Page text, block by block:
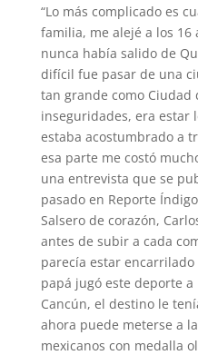
“Lo más complicado es
familia, me alejé a los 16
nunca había salido de
difícil fue pasar de una
tan grande como Ciudad
inseguridades, era estar
estaba acostumbrado a
esa parte me costó
una entrevista que se
pasado en Reporte
Salsero de corazón,
antes de subir a cada
parecía estar
papá jugó este deporte
Cancún, el destino le
ahora puede meterse a
mexicanos con medalla